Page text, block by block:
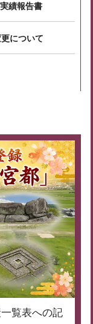
績報告書
について
覧表への記